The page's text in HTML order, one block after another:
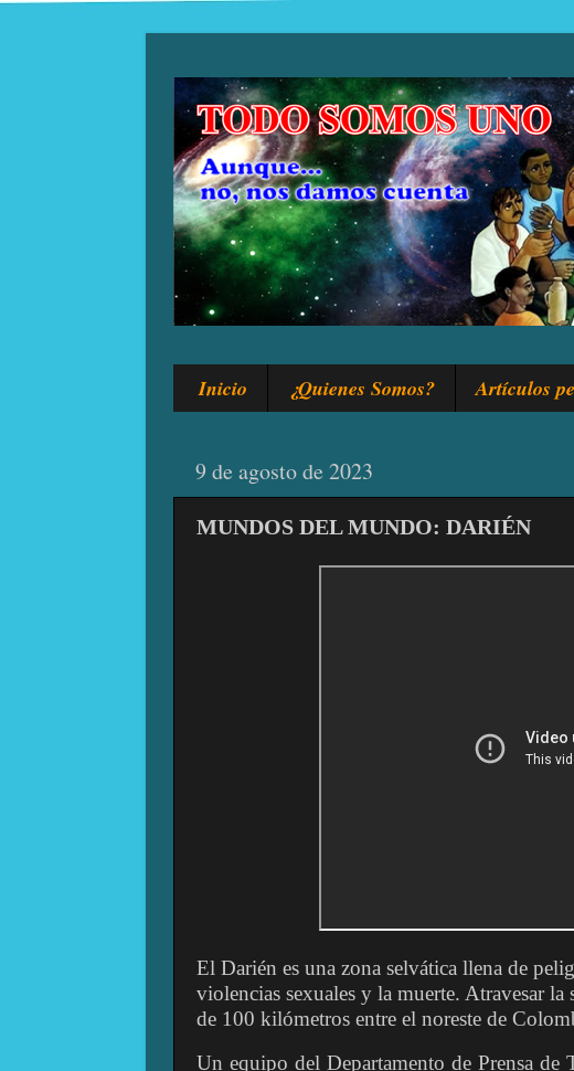
Inicio ¿Quienes Somos? Artículos
9 de agosto de 2023
MUNDOS DEL MUNDO: DARIÉN
El Darién es una zona selvática llena de
violencias sexuales y la muerte. Atravesar
de 100 kilómetros entre el noreste de
Un equipo del Departamento de Prensa